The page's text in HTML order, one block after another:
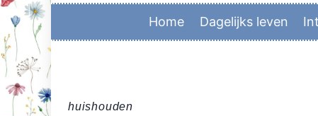
Home Dagelijks leven
huishouden